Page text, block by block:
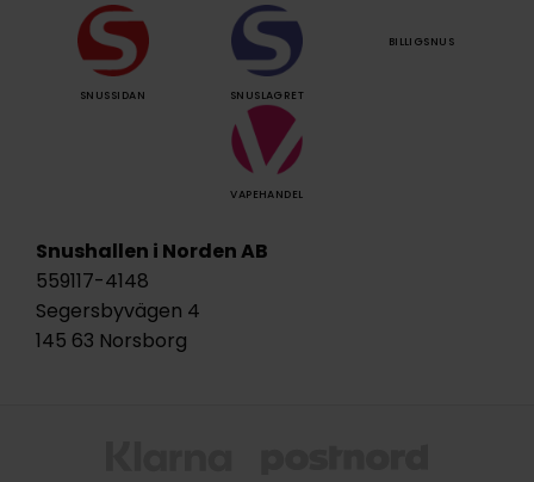
SNUSSIDAN SNUSLAGRET
BILLIGSNUS
VAPEHANDEL
Snushallen i Norden AB
559117-4148
Segersbyvägen 4
145 63 Norsborg